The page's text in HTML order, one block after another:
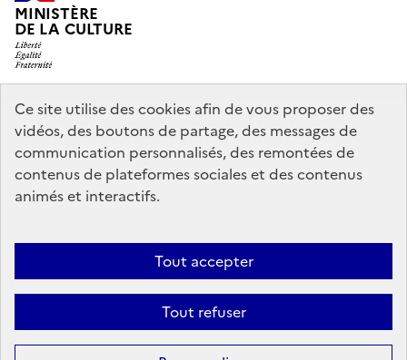
Ce site utilise des cookies afin de vous proposer des
vidéos, des boutons de partage, des messages de
communication personnalisés, des remontées de
contenus de plateformes sociales et des contenus
animés et interactifs.
Tout accepter
Tout refuser
MINISTÈRE
DE LA CULTURE
legifrance.gouv.fr
info.gouv.fr
service-public.gouv.fr
data.gouv.fr
Accessibilité : partiellement conforme
Politique générale de
Mentions légales
témoins de connexion (cookies)
Crédits
Sauf mention contraire, tous les contenus de ce site sont sous